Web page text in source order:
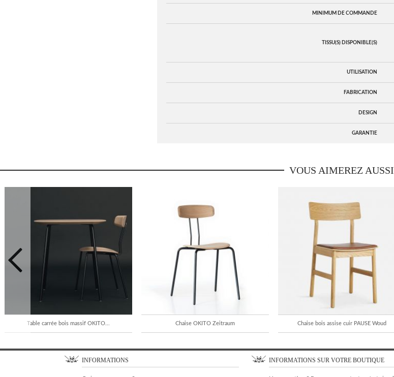
MINIMUM DE COMMANDE
TISSU(S) DISPONIBLE(S)
UTILISATION
FABRICATION
DESIGN
GARANTIE
VOUS AIMEREZ AUSSI
Table carrée bois massif OKITO... Chaise OKITO Zeitraum Chaise bois assise cuir PAUSE Woud
INFORMATIONS INFORMATIONS SUR VOTRE BOUTIQUE